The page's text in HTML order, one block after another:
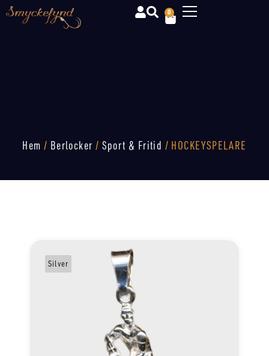
0
Hem / Berlocker / Sport & Fritid / HOCKEYSPELARE
Silver